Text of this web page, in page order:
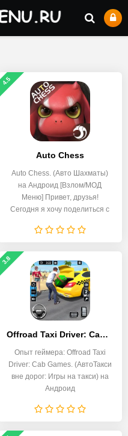
4.5
Auto Chess
Auto Chess. (Авто Шахматы)
на Андроид [Взлом/МОД
Меню] Привет, друзья!
Сегодня я хочу поделиться с
3.8
Offroad Taxi Driver: Cab Games
Опыт геймера: Offroad Taxi
Driver: Cab Games. (АвтоТакси
вне дорог: Игры на такси) на
Андроид